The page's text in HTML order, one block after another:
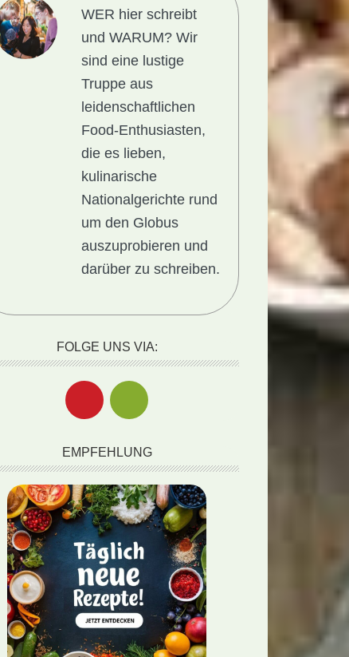
WER hier schreibt
und WARUM?Wir
sind eine lustige
Truppe aus
leidenschaftlichen
Food-Enthusiasten,
die es lieben,
kulinarische
Nationalgerichte rund
um den Globus
auszuprobieren und
darüber zu schreiben.
FOLGE UNS VIA:
EMPFEHLUNG